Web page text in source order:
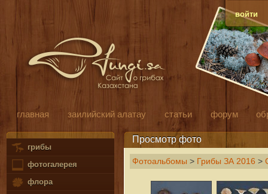
войти
главная заилийский алатау статьи форум
грибы
фотогалерея
флора
Просмотр фото
Фотоальбомы > Грибы ЗА 2016 >